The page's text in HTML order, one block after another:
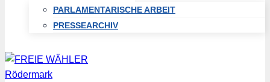
PARLAMENTARISCHE ARBEIT
PRESSEARCHIV